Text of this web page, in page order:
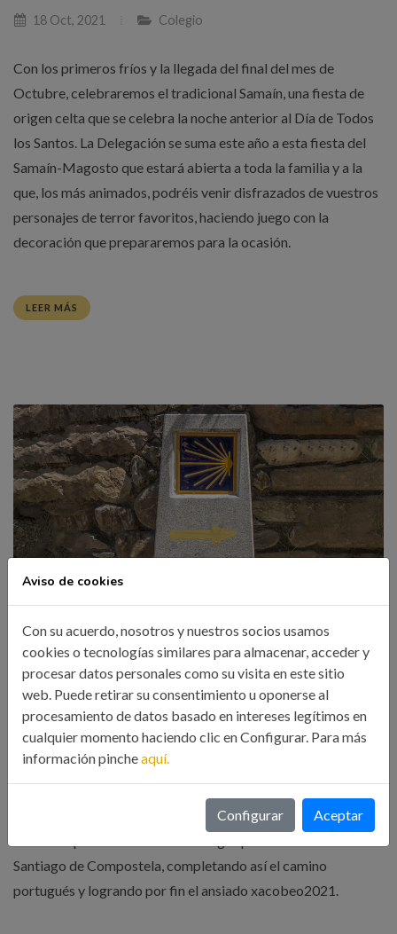
18 Oct, 2021 Colegio
Con los primeros fríos y la llegada del final del mes de
Octubre, celebraremos el tradicional Samaín, una fiesta de
origen celta que se celebra la noche anterior al Día de Todos
los Santos. La Delegación se suma este año a esta fiesta del
Samaín-Magosto que estará abierta a toda la familia y a la
que, los más animados, podréis venir disfrazados de vuestros
personajes de terror favoritos, haciendo juego con la
decoración que prepararemos para la ocasión.
LEER MÁS
SENDERISMO INDUSTRIAL: 6º Y ÚLTIMA
ETAPA DEL CAMINO DE SANTIAGO | ICOIIG
13 Oct, 2021 Colegio
El próximo Domingo día 17 de Octubre realizaremos la
Santiago de Compostela, completando así el camino
portugués y logrando por fin el ansiado xacobeo2021.
Aviso de cookies
Con su acuerdo, nosotros y nuestros socios usamos
cookies o tecnologías similares para almacenar, acceder y
procesar datos personales como su visita en este sitio
web. Puede retirar su consentimiento u oponerse al
procesamiento de datos basado en intereses legítimos en
cualquier momento haciendo clic en Configurar. Para más
información pincheaquí.
Configurar Aceptar